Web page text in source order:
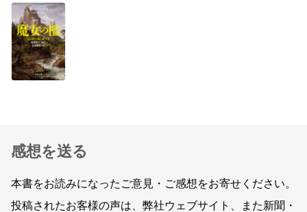
感想を送る
本書をお読みになったご意見・ご感想をお寄せください。
投稿されたお客様の声は、弊社ウェブサイト、また新聞・